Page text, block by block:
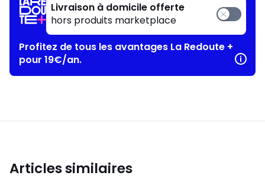
Livraison à domicile offerte
hors produits marketplace
Profitez de tous les avantages La Redoute +
pour 19€/an.
Articles similaires